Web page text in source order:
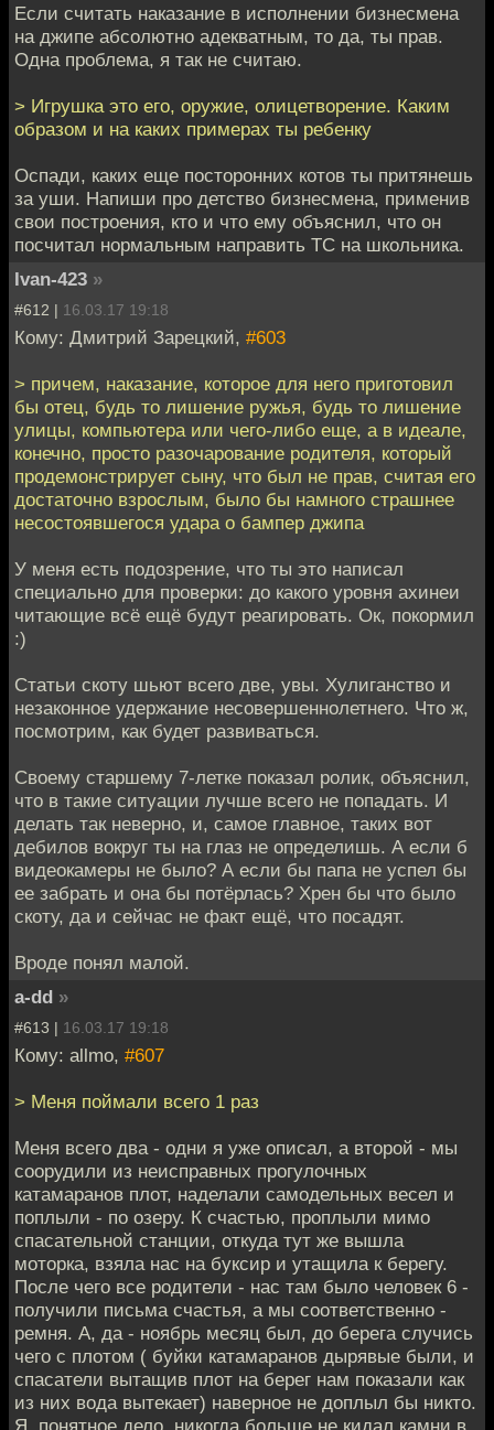
Если считать наказание в исполнении бизнесмена
на джипе абсолютно адекватным, то да, ты прав.
Одна проблема, я так не считаю.
> Игрушка это его, оружие, олицетворение. Каким
образом и на каких примерах ты ребенку
Оспади, каких еще посторонних котов ты притянешь
за уши. Напиши про детство бизнесмена, применив
свои построения, кто и что ему объяснил, что он
посчитал нормальным направить ТС на школьника.
Ivan-423 »
#612 | 16.03.17 19:18
Кому: Дмитрий Зарецкий, #603
> причем, наказание, которое для него приготовил
бы отец, будь то лишение ружья, будь то лишение
улицы, компьютера или чего-либо еще, а в идеале,
конечно, просто разочарование родителя, который
продемонстрирует сыну, что был не прав, считая его
достаточно взрослым, было бы намного страшнее
несостоявшегося удара о бампер джипа
У меня есть подозрение, что ты это написал
специально для проверки: до какого уровня ахинеи
читающие всё ещё будут реагировать. Ок, покормил
:)
Статьи скоту шьют всего две, увы. Хулиганство и
незаконное удержание несовершеннолетнего. Что ж,
посмотрим, как будет развиваться.
Своему старшему 7-летке показал ролик, объяснил,
что в такие ситуации лучше всего не попадать. И
делать так неверно, и, самое главное, таких вот
дебилов вокруг ты на глаз не определишь. А если б
видеокамеры не было? А если бы папа не успел бы
ее забрать и она бы потёрлась? Хрен бы что было
скоту, да и сейчас не факт ещё, что посадят.
Вроде понял малой.
a-dd »
#613 | 16.03.17 19:18
Кому: allmo, #607
> Меня поймали всего 1 раз
Меня всего два - одни я уже описал, а второй - мы
соорудили из неисправных прогулочных
катамаранов плот, наделали самодельных весел и
поплыли - по озеру. К счастью, проплыли мимо
спасательной станции, откуда тут же вышла
моторка, взяла нас на буксир и утащила к берегу.
После чего все родители - нас там было человек 6 -
получили письма счастья, а мы соответственно -
ремня. А, да - ноябрь месяц был, до берега случись
чего с плотом ( буйки катамаранов дырявые были, и
спасатели вытащив плот на берег нам показали как
из них вода вытекает) наверное не доплыл бы никто.
Я, понятное дело, никогда больше не кидал камни в